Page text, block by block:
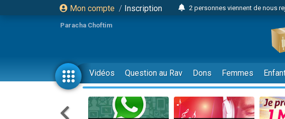
Mon compte / Inscription
2 personnes viennent de nous
3 personnes viennent de
2 personnes viennent de
3 personnes viennent de nous
11 personnes viennent de
3 personnes viennent de
Il reste 49 places pour
Paracha Choftim
Vidéos Question au Rav Dons Femmes